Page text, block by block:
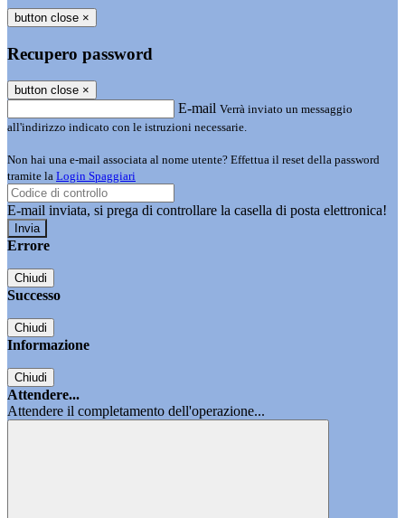
button close ×
Recupero password
button close ×
E-mail Verrà inviato un messaggio
all'indirizzo indicato con le istruzioni necessarie.
Non hai una e-mail associata al nome utente? Effettua il reset della password
tramite la Login Spaggiari
E-mail inviata, si prega di controllare la casella di posta elettronica!
Errore
Chiudi
Successo
Chiudi
Informazione
Chiudi
Attendere...
Attendere il completamento dell'operazione...